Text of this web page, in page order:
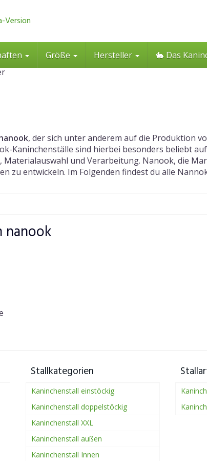
Größe Hersteller 🐇 Das
, der sich unter anderem auf die Produktion
Kaninchenställe sind hierbei besonders beliebt
und Verarbeitung. Nanook, die
zu entwickeln. Im Folgenden findest du alle
nanook
Stallkategorien
Kaninchenstall einstöckig
Kaninchenstall doppelstöckig
Kaninchenstall XXL
Kaninchenstall außen
Kaninchenstall Innen